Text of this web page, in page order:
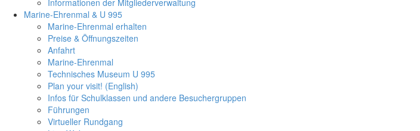
Informationen der Mitgliederverwaltung
Marine-Ehrenmal & U 995
Marine-Ehrenmal erhalten
Preise & Öffnungszeiten
Anfahrt
Marine-Ehrenmal
Technisches Museum U 995
Plan your visit! (English)
Infos für Schulklassen und andere Besuchergruppen
Führungen
Virtueller Rundgang